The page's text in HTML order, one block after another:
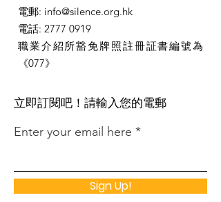
電郵: info@silence.org.hk
電話: 2777 0919
職業介紹所豁免牌照註冊証書編號為
《077》
​立即訂閱吧！請輸入您的電郵
Enter your email here
Sign Up!